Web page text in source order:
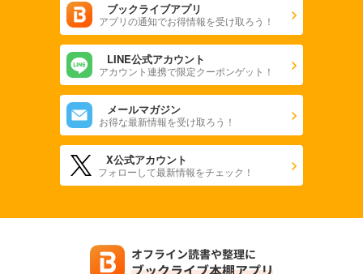
ブックライブアプリ
アプリの通知でお得情報を受け取ろう！
LINE公式アカウント
アカウント連携で限定クーポンゲット！
メールマガジン
お得な最新情報を受け取ろう！
X公式アカウント
フォローして最新情報をチェック！